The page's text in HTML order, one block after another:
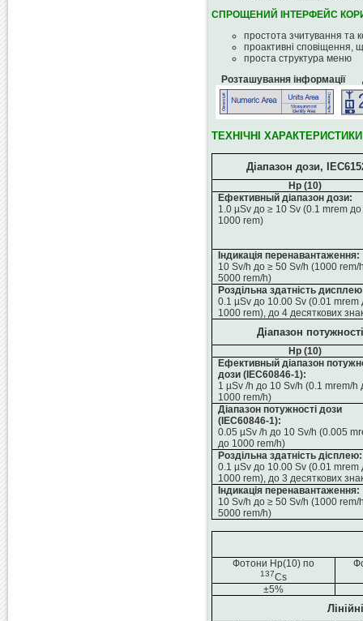
СПРОЩЕНИЙ ІНТЕРФЕЙС
простота зчитування та
проактивні сповіщення,
проста структура меню
Розташування
ТЕХНІЧНІ ХАРАКТЕРИСТИКИ
Діапазон дози,
Hp (10)
Ефективный діапазон дози:
1.0 µSv до ≥ 10 Sv (0.1 mrem
1000 rem)
Індикація перенавантаження:
10 Sv/h до ≥ 50 Sv/h (1000 rem/
5000 rem/h)
Роздільна здатність
0.1 µSv до 10.00 Sv (0.01 mrem
1000 rem), до 4 десяткових
Діапазон
Hp (10)
Ефективный діапазон
дози (IEC60846-1):
1 µSv /h до 10 Sv/h (0.1 mrem/h
1000 rem/h)
Діапазон потужності дози
(IEC60846-1):
0.05 µSv /hдо 10 Sv/h (0.005
до 1000 rem/h)
Роздільна здатність дісплею:
0.1 µSv до 10.00 Sv (0.01 mrem
1000 rem), до 3 десяткових
Індикація перенавантаження:
10 Sv/h до ≥ 50 Sv/h (1000 rem/
5000 rem/h)
Фотони Hp(10) по
137Сs
±5%